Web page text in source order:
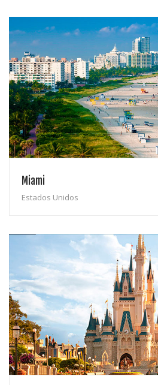
Miami
Estados Unidos